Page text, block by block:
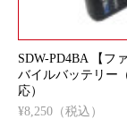
SDW-PD4BA 【フ
バイルバッテリー
応）
¥8,250（税込）